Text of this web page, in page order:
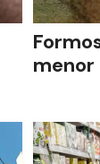
menor